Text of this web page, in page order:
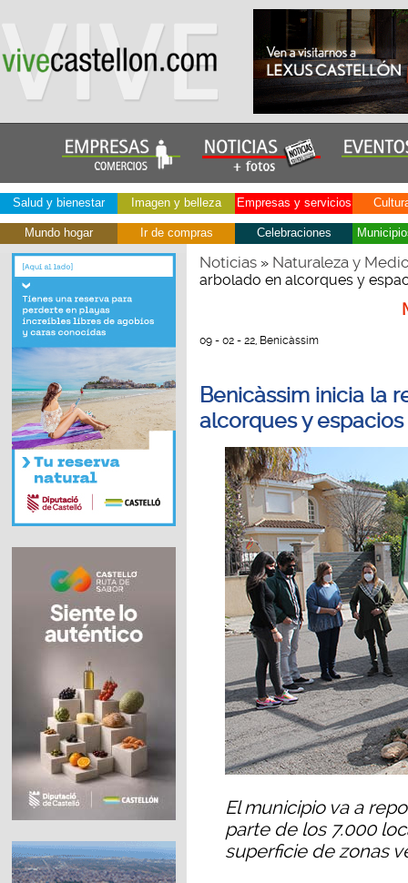
Salud y bienestar Imagen y belleza Empresas y servicios
Mundo hogar Ir de compras Celebraciones
Noticias» Naturaleza y
arbolado en alcorques y
09 - 02 - 22, Benicàssim
Benicàssim inicia la
alcorques y
El municipio va a
parte de los 7.000
superficie de zonas